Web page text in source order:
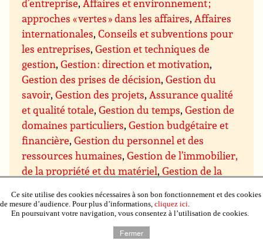
d’entreprise,Affaires et environnement ;
approches « vertes » dans les affaires,Affaires
internationales,Conseils et subventions pour
les entreprises,Gestion et techniques de
gestion,Gestion : direction et motivation,
Gestion des prises de décision,Gestion du
savoir,Gestion des projets,Assurance qualité
et qualité totale,Gestion du temps,Gestion de
domaines particuliers,Gestion budgétaire et
financière,Gestion du personnel et des
ressources humaines,Gestion de l’immobilier,
de la propriété et du matériel,Gestion de la
recherche et développement (R & D),Gestion
des ventes et marketing,Gestion des achats et
des approvisionnements,Gestion de la
Ce site utilise des cookies nécessaires à son bon fonctionnement et des cookies
de mesure d’audience. Pour plus d’informations, cliquez ici.
En poursuivant votre navigation, vous consentez à l’utilisation de cookies.
Fermer